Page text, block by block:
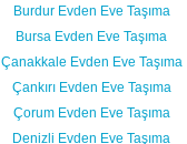
Burdur Evden Eve Taşıma
Bursa Evden Eve Taşıma
Çanakkale Evden Eve Taşıma
Çankırı Evden Eve Taşıma
Çorum Evden Eve Taşıma
Denizli Evden Eve Taşıma